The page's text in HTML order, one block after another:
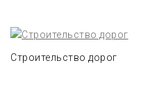
Строительство дорог